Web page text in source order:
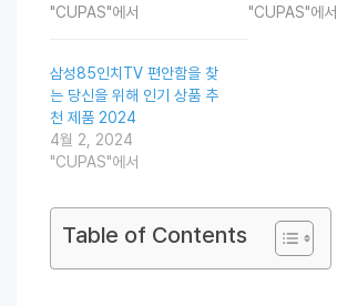
"CUPAS"에서
"CUPAS"에서
삼성85인치TV 편안함을 찾
는 당신을 위해 인기 상품 추
천 제품 2024
4월 2, 2024
"CUPAS"에서
Table of Contents